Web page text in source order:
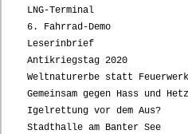
LNG-Terminal
6. Fahrrad-Demo
Leserinbrief
Antikriegstag 2020
Weltnaturerbe statt Feuerwerk
Gemeinsam gegen Hass und
Igelrettung vor dem Aus?
Stadthalle am Banter See